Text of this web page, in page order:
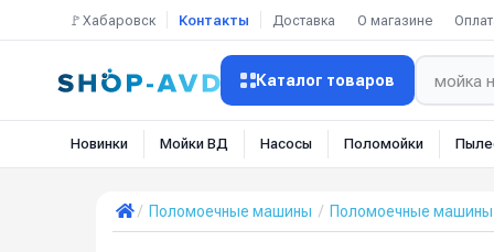
🚩Хабаровск Контакты Доставка О магазине
Каталог товаров
Новинки Мойки ВД Насосы Поломойки
Поломоечные машины Поломоечные